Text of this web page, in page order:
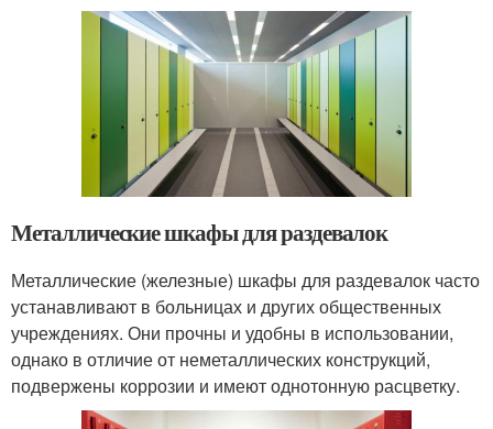
Металлические шкафы для раздевалок
Металлические (железные) шкафы для раздевалок часто
устанавливают в больницах и других общественных
учреждениях. Они прочны и удобны в использовании,
однако в отличие от неметаллических конструкций,
подвержены коррозии и имеют однотонную расцветку.